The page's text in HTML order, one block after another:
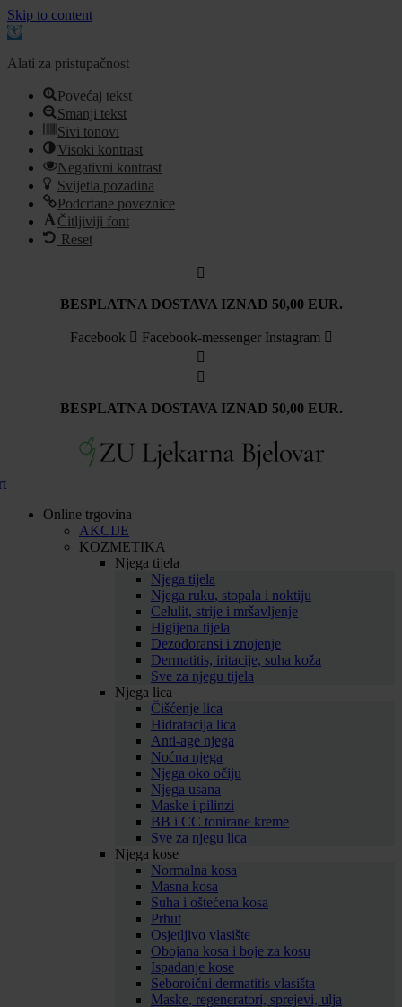
Skip to content
Open
Alati za pristupačnost
Povećaj tekst
Smanji tekst
Sivi tonovi
Visoki kontrast
Negativni kontrast
Svijetla pozadina
Podcrtane poveznice
Čitljiviji font
Reset
BESPLATNA DOSTAVA IZNAD 50,00 EUR.
Facebook Facebook-messenger Instagram
BESPLATNA DOSTAVA IZNAD 50,00 EUR.
Online trgovina
AKCIJE
KOZMETIKA
Njega tijela
Njega tijela
Njega ruku, stopala i noktiju
Celulit, strije i mršavljenje
Higijena tijela
Dezodoransi i znojenje
Dermatitis, iritacije, suha koža
Sve za njegu tijela
Njega lica
Čišćenje lica
Hidratacija lica
Anti-age njega
Noćna njega
Njega oko očiju
Njega usana
Maske i pilinzi
BB i CC tonirane kreme
Sve za njegu lica
Njega kose
Normalna kosa
Masna kosa
Suha i oštećena kosa
Prhut
Osjetljivo vlasište
Obojana kosa i boje za kosu
Ispadanje kose
Seboroični dermatitis vlasišta
Maske, regeneratori, sprejevi, ulja